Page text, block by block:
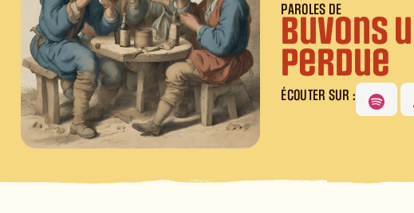
PAROLES DE
Buvons
perdue
ÉCOUTER SUR :